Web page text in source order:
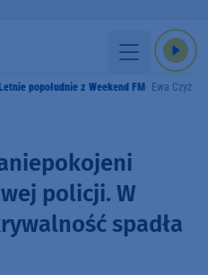
popołudnie z Weekend FM Ewa Czyż
policji. W
spadła